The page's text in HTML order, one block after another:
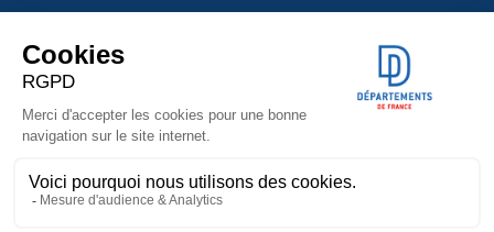
Extranet
IFET
Groupe de Gauche - DF